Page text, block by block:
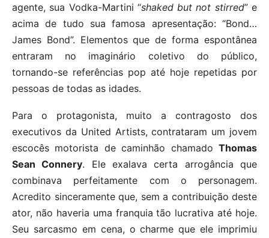
agente, sua Vodka-Martini “shaked but not stirred” e
acima de tudo sua famosa apresentação: “Bond…
James Bond”. Elementos que de forma espontânea
entraram no imaginário coletivo do público,
tornando-se referências pop até hoje repetidas por
pessoas de todas as idades.
Para o protagonista, muito a contragosto dos
executivos da United Artists, contrataram um jovem
escocês motorista de caminhão chamado Thomas
Sean Connery. Ele exalava certa arrogância que
combinava perfeitamente com o personagem.
Acredito sinceramente que, sem a contribuição deste
ator, não haveria uma franquia tão lucrativa até hoje.
Seu sarcasmo em cena, o charme que ele imprimiu